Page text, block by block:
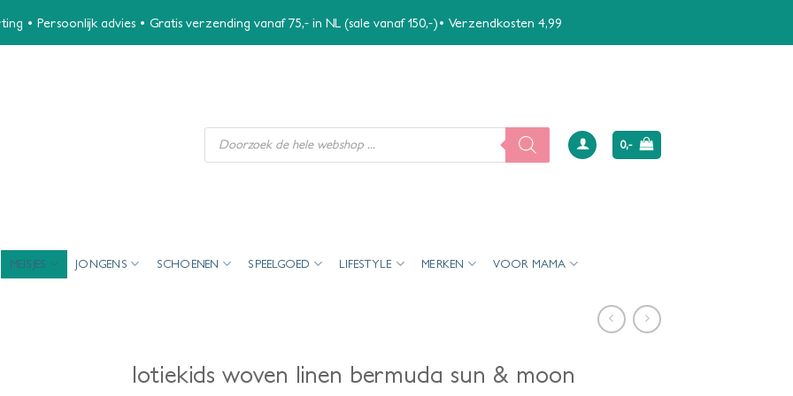
• Persoonlijk advies • Gratis verzending vanaf 75,- in NL (sale vanaf 150,-)• Verzendkosten 4,99
Producten
zoeken
0,-
MEISJES JONGENS SCHOENEN SPEELGOED LIFESTYLE MERKEN VOOR MAMA
lotiekids woven linen bermuda sun & moon